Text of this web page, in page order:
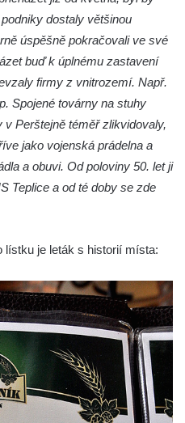
Velenicích
dostaly většinou
úspěšně pokračovali ve své
buď k úplnému zastavení
firmy z vnitrozemí. Např.
Spojené továrny na stuhy
Perštejně téměř zlikvidovaly,
jako vojenská prádelna a
a obuvi. Od poloviny 50. let ji
Teplice a od té doby se zde
lístku je leták s historií místa: